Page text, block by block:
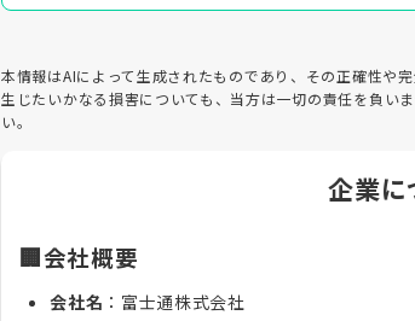
本情報はAIによって生成されたものであり、その正確性や
生じたいかなる損害についても、当方は一切の責任を負い
い。
企業に
🏢会社概要
会社名 ：富士通株式会社